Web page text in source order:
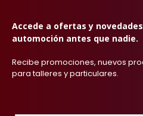
Accede a ofertas y
automoción antes que nadie.
Recibe promociones, nuevos
para talleres y particulares.